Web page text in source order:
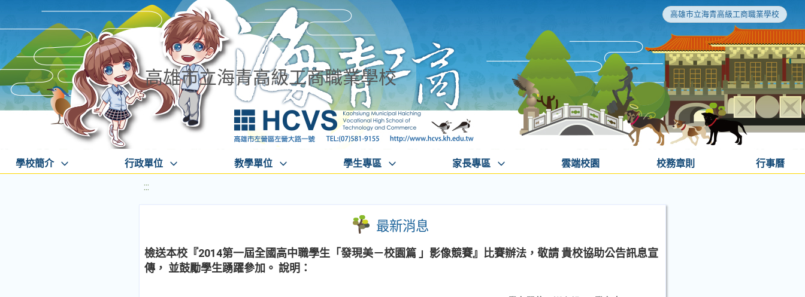
高雄市立海青高級工商職業學校
高雄市立海青高級工商職業學校
學校簡介 行政單位 教學單位 學生專區 家長專區 雲端校園 校務章則 行事曆
:::
最新消息
檢送本校『2014第一屆全國高中職學生「發現美－校園篇 」影像競賽』比賽辦法，敬請 貴校協助公告訊息宣
傳， 並鼓勵學生踴躍參加。 說明：